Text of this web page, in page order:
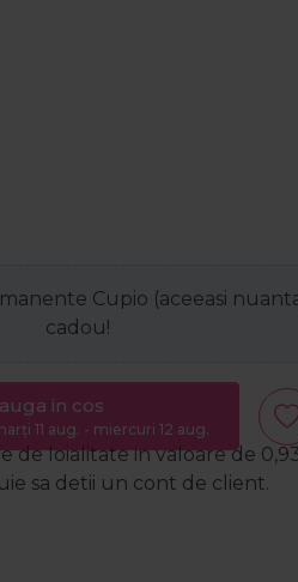
Cupio (aceeasi
cadou!
in cos
11 aug. - miercuri 12 aug.
de loialitate in valoare de
sa detii un cont de client.